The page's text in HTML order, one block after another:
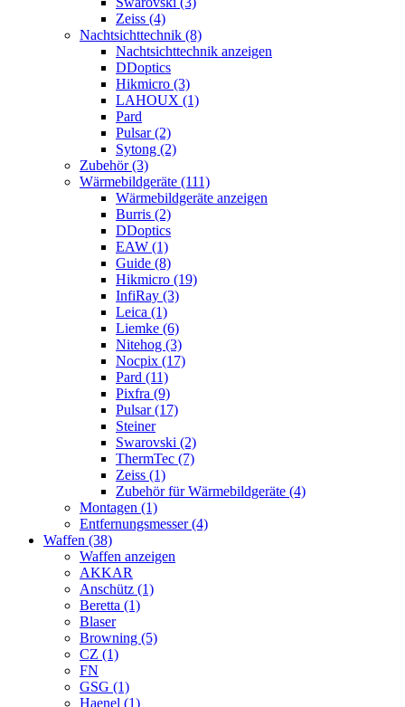
Zeiss (4)
Nachtsichttechnik (8)
Nachtsichttechnik anzeigen
DDoptics
Hikmicro (3)
LAHOUX (1)
Pard
Pulsar (2)
Sytong (2)
Zubehör (3)
Wärmebildgeräte (111)
Wärmebildgeräte anzeigen
Burris (2)
DDoptics
EAW (1)
Guide (8)
Hikmicro (19)
InfiRay (3)
Leica (1)
Liemke (6)
Nitehog (3)
Nocpix (17)
Pard (11)
Pixfra (9)
Pulsar (17)
Steiner
Swarovski (2)
ThermTec (7)
Zeiss (1)
Zubehör für Wärmebildgeräte (4)
Montagen (1)
Entfernungsmesser (4)
Waffen (38)
Waffen anzeigen
AKKAR
Anschütz (1)
Beretta (1)
Blaser
Browning (5)
CZ (1)
FN
GSG (1)
Haenel (1)